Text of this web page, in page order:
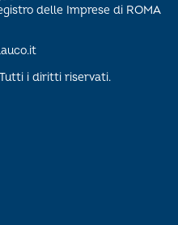
delle Imprese di ROMA
i diritti riservati.